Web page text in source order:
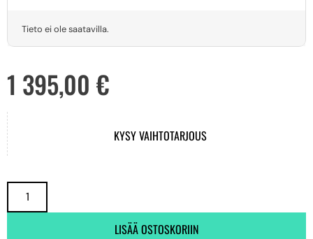
Tieto ei ole saatavilla.
1 395,00 €
KYSY VAIHTOTARJOUS
LISÄÄ OSTOSKORIIN